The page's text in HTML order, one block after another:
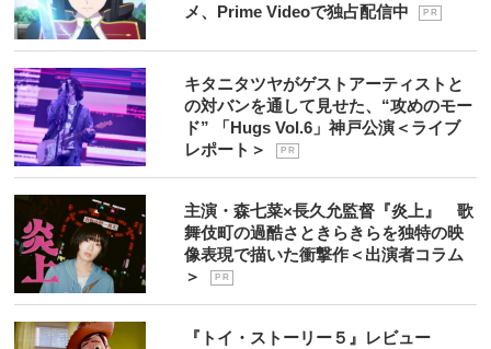
メ、Prime Videoで独占配信中
P R
キタニタツヤがゲストアーティストと
の対バンを通して見せた、“攻めのモー
ド” 「Hugs Vol.6」神戸公演＜ライブ
レポート＞
P R
主演・森七菜×長久允監督『炎上』 歌
舞伎町の過酷さときらきらを独特の映
像表現で描いた衝撃作＜出演者コラム
＞
P R
『トイ・ストーリー５』レビュー